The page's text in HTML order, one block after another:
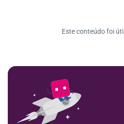
Este conteúdo foi útil